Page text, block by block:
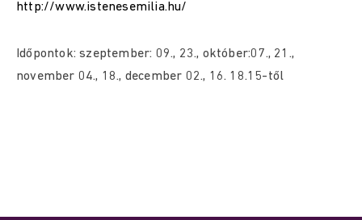
http://www.istenesemilia.hu/
Időpontok: szeptember: 09., 23., október:07., 21.,
november 04., 18., december 02., 16. 18.15-től